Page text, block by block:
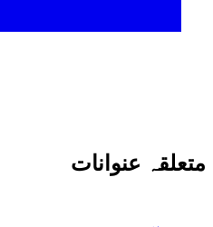
متعلقہ عنوانات